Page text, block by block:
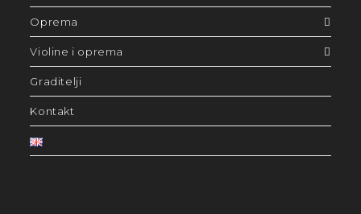
Oprema
Violine i oprema
Graditelji
Kontakt